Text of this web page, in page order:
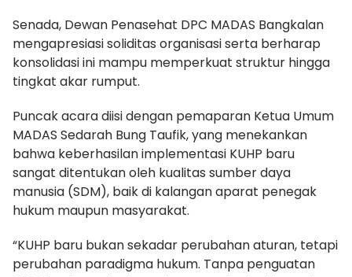
Senada, Dewan Penasehat DPC MADAS Bangkalan
mengapresiasi soliditas organisasi serta berharap
konsolidasi ini mampu memperkuat struktur hingga
tingkat akar rumput.
Puncak acara diisi dengan pemaparan Ketua Umum
MADAS Sedarah Bung Taufik, yang menekankan
bahwa keberhasilan implementasi KUHP baru
sangat ditentukan oleh kualitas sumber daya
manusia (SDM), baik di kalangan aparat penegak
hukum maupun masyarakat.
“KUHP baru bukan sekadar perubahan aturan, tetapi
perubahan paradigma hukum. Tanpa penguatan